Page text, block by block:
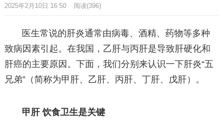
2025年2月10日 16:50
阅读(396)
医生常说的肝炎通常由病毒、酒精、药物等多种
致病因素引起。在我国，乙肝与丙肝是导致肝硬化和
肝癌的主要原因。下面，我们分别来认识一下肝炎“五
兄弟”（简称为甲肝、乙肝、丙肝、丁肝、戊肝）。
甲肝 饮食卫生是关键